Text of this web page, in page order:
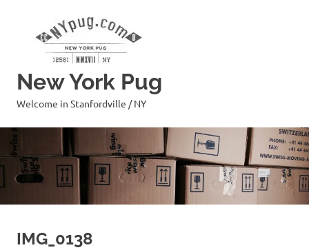
springen
New York Pug
Welcome in Stanfordville / NY
IMG_0138